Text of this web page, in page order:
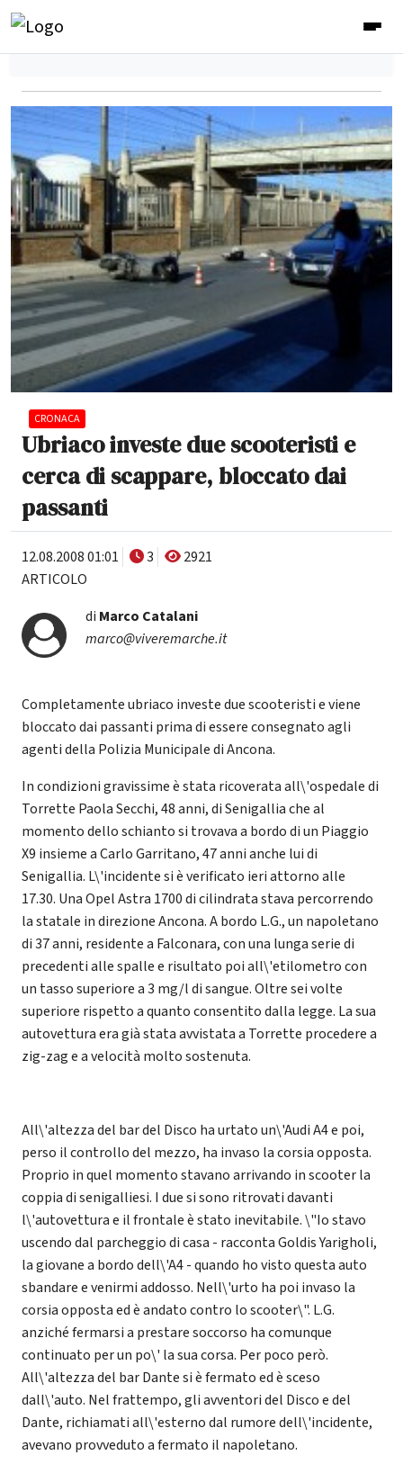
CRONACA
Ubriaco investe due scooteristi e
cerca di scappare, bloccato dai
passanti
12.08.2008 01:01 3
2921
ARTICOLO
di Marco Catalani
marco@viveremarche.it
Completamente ubriaco investe due scooteristi e viene
bloccato dai passanti prima di essere consegnato agli
agenti della Polizia Municipale di Ancona.
In condizioni gravissime è stata ricoverata all\'ospedale di
Torrette Paola Secchi, 48 anni, di Senigallia che al
momento dello schianto si trovava a bordo di un Piaggio
X9 insieme a Carlo Garritano, 47 anni anche lui di
Senigallia. L\'incidente si è verificato ieri attorno alle
17.30. Una Opel Astra 1700 di cilindrata stava percorrendo
la statale in direzione Ancona. A bordo L.G., un napoletano
di 37 anni, residente a Falconara, con una lunga serie di
precedenti alle spalle e risultato poi all\'etilometro con
un tasso superiore a 3 mg/l di sangue. Oltre sei volte
superiore rispetto a quanto consentito dalla legge. La sua
autovettura era già stata avvistata a Torrette procedere a
zig-zag e a velocità molto sostenuta.
All\'altezza del bar del Disco ha urtato un\'Audi A4 e poi,
perso il controllo del mezzo, ha invaso la corsia opposta.
Proprio in quel momento stavano arrivando in scooter la
coppia di senigalliesi. I due si sono ritrovati davanti
l\'autovettura e il frontale è stato inevitabile. \"Io stavo
uscendo dal parcheggio di casa - racconta Goldis Yarigholi,
la giovane a bordo dell\'A4 - quando ho visto questa auto
sbandare e venirmi addosso. Nell\'urto ha poi invaso la
corsia opposta ed è andato contro lo scooter\". L.G.
anziché fermarsi a prestare soccorso ha comunque
continuato per un po\' la sua corsa. Per poco però.
All\'altezza del bar Dante si è fermato ed è sceso
dall\'auto. Nel frattempo, gli avventori del Disco e del
Dante, richiamati all\'esterno dal rumore dell\'incidente,
avevano provveduto a fermato il napoletano.